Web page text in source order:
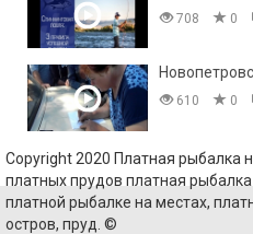
708 0
610 0
Copyright 2020 Платная рыбалка
платных прудов платная
платной рыбалке на местах,
остров, пруд. ©